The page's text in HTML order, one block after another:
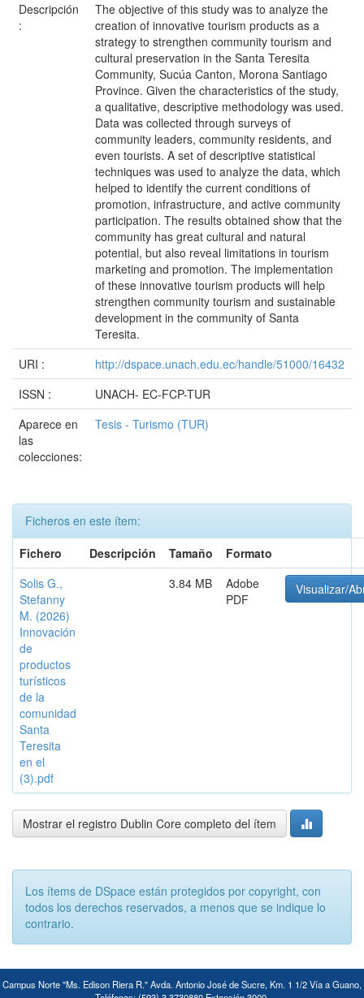
Descripción
:
The objective of this study was to analyze the
creation of innovative tourism products as a
strategy to strengthen community tourism and
cultural preservation in the Santa Teresita
Community, Sucúa Canton, Morona Santiago
Province. Given the characteristics of the study,
a qualitative, descriptive methodology was used.
Data was collected through surveys of
community leaders, community residents, and
even tourists. A set of descriptive statistical
techniques was used to analyze the data, which
helped to identify the current conditions of
promotion, infrastructure, and active community
participation. The results obtained show that the
community has great cultural and natural
potential, but also reveal limitations in tourism
marketing and promotion. The implementation
of these innovative tourism products will help
strengthen community tourism and sustainable
development in the community of Santa
Teresita.
URI :
http://dspace.unach.edu.ec/handle/51000/16432
ISSN :
UNACH- EC-FCP-TUR
Aparece en
las
colecciones:
Tesis - Turismo (TUR)
Ficheros en este ítem:
Fichero
Descripción Tamaño
Formato
Solis G.,
Stefanny
M. (2026)
Innovación
de
productos
turísticos
de la
comunidad
Santa
Teresita
en el
(3).pdf
3.84 MB
Adobe
PDF
Visualizar/
Mostrar el registro Dublin Core completo del ítem
Los ítems de DSpace están protegidos por copyright, con
todos los derechos reservados, a menos que se indique lo
contrario.
Campus Norte "Ms. Edison Riera R." Avda. Antonio José de Sucre, Km. 1 1/2 Vía a Guano,